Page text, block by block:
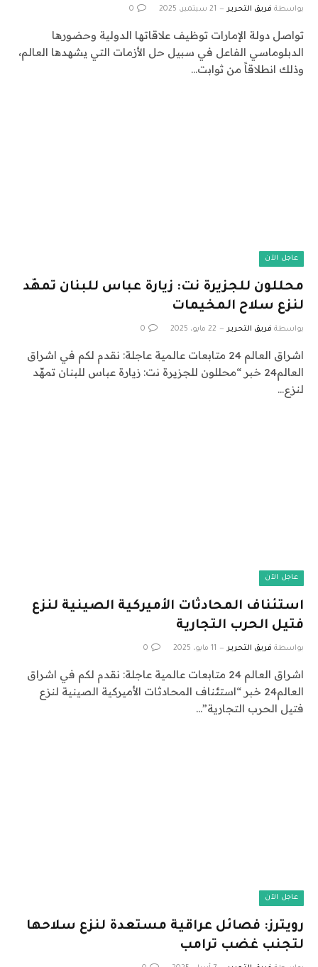
بواسطة فريق التحرير 21 سبتمبر، 2025 0
تواصل دولة الإمارات توظيف علاقاتها الدولية وحضورها
الدبلوماسي الفاعل في سبيل حل الأزمات التي يشهدها العالم،
وذلك انطلاقاً من ثوابت…
عاجل الآن
محللون للجزيرة نت: زيارة عباس للبنان تمهّد
لنزع سلاح المخيمات
بواسطة فريق التحرير 22 مايو، 2025 0
اشراق العالم 24 متابعات عالمية عاجلة: نقدم لكم في اشراق
العالم24 خبر “محللون للجزيرة نت: زيارة عباس للبنان تمهّد
لنزع…
عاجل الآن
استئناف المحادثات الأميركية الصينية لنزع
فتيل الحرب التجارية
بواسطة فريق التحرير 11 مايو، 2025 0
اشراق العالم 24 متابعات عالمية عاجلة: نقدم لكم في اشراق
العالم24 خبر “استئناف المحادثات الأميركية الصينية لنزع
فتيل الحرب التجارية”…
عاجل الآن
رويترز: فصائل عراقية مستعدة لنزع سلاحها
لتجنب غضب ترامب